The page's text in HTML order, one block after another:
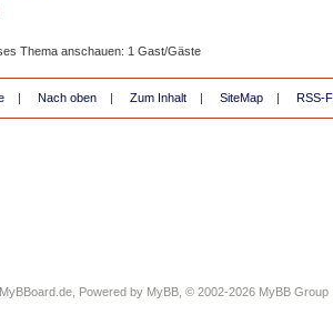
Thema anschauen: 1 Gast/Gäste
| Nach oben | Zum Inhalt | SiteMap | RSS-
MyBBoard.de , Powered by MyBB , © 2002-2026 MyBB Group